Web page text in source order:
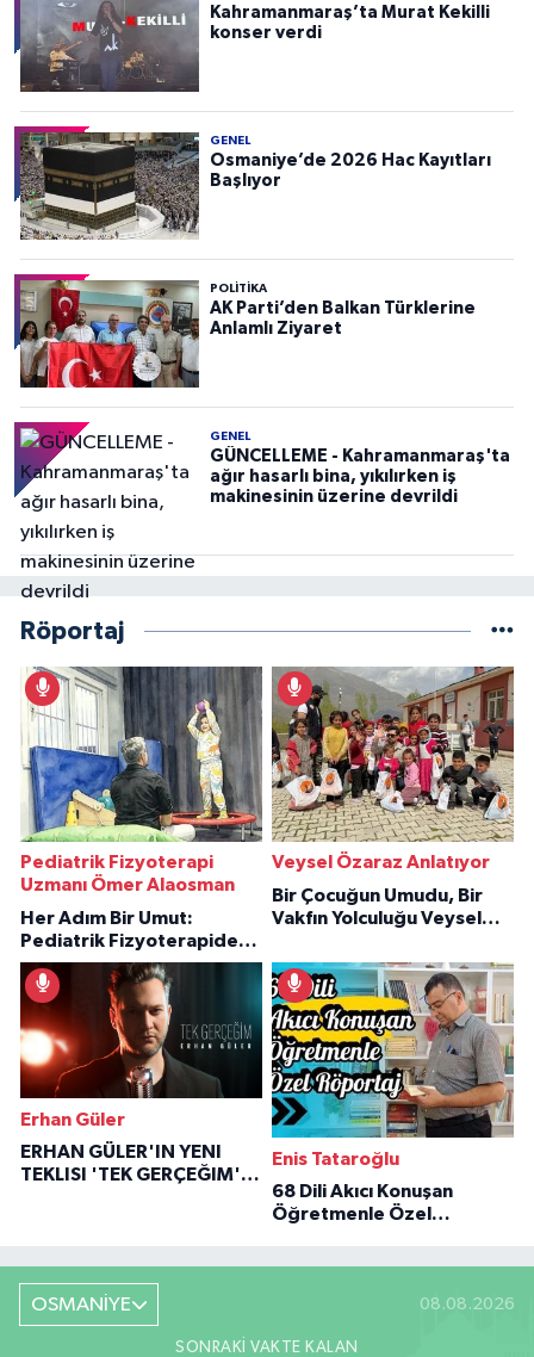
Kahramanmaraş’ta Murat Kekilli
konser verdi
GENEL
Osmaniye’de 2026 Hac Kayıtları
Başlıyor
POLITIKA
AK Parti’den Balkan Türklerine
Anlamlı Ziyaret
GENEL
GÜNCELLEME - Kahramanmaraş'ta
ağır hasarlı bina, yıkılırken iş
makinesinin üzerine devrildi
Röportaj
Pediatrik Fizyoterapi
Uzmanı Ömer Alaosman
Her Adım Bir Umut:
Pediatrik Fizyoterapiden
İlham Veren Hikâyeler
Veysel Özaraz Anlatıyor
Bir Çocuğun Umudu, Bir
Vakfın Yolculuğu Veysel
Erhan Güler
ERHAN GÜLER'IN YENI
TEKLISI 'TEK GERÇEĞIM'LE
Enis Tataroğlu
68 Dili Akıcı Konuşan
Öğretmenle Özel
OSMANİYE 08.08.2026
SONRAKI VAKTE KALAN